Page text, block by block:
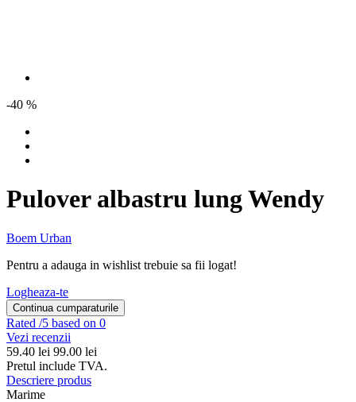
-40 %
Pulover albastru lung Wendy
Boem Urban
Pentru a adauga in wishlist trebuie sa fii logat!
Logheaza-te
Continua cumparaturile
Rated /5 based on 0
Vezi recenzii
59.40 lei 99.00 lei
Pretul include TVA.
Descriere produs
Marime